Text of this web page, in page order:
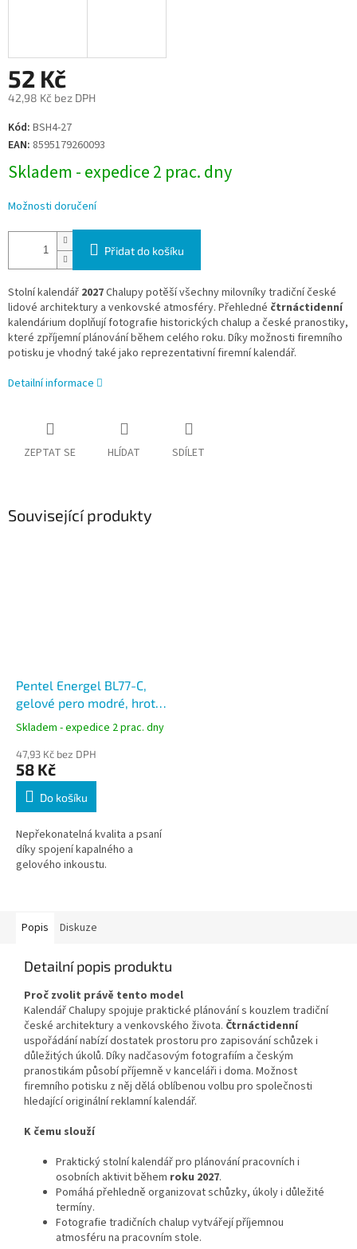
52 Kč
42,98 Kč bez DPH
Měrná
cena:
Kód: BSH4-27
EAN: 8595179260093
Skladem - expedice 2 prac. dny
Možnosti doručení
Přidat do košíku
Stolní kalendář 2027Chalupy potěší všechny milovníky tradiční české
lidové architektury a venkovské atmosféry. Přehledné čtrnáctidenní
kalendárium doplňují fotografie historických chalup a české pranostiky,
které zpříjemní plánování během celého roku. Díky možnosti firemního
potisku je vhodný také jako reprezentativní firemní kalendář.
Detailní informace
ZEPTAT SE HLÍDAT SDÍLET
Související produkty
Pentel Energel BL77-C,
gelové pero modré, hrot
0,7 mm
Skladem - expedice 2 prac. dny
47,93 Kč bez DPH
58 Kč
Do košíku
Nepřekonatelná kvalita a psaní
díky spojení kapalného a
gelového inkoustu.
Popis Diskuze
Detailní popis produktu
Proč zvolit právě tento model
Kalendář Chalupy spojuje praktické plánování s kouzlem tradiční
české architektury a venkovského života. Čtrnáctidenní
uspořádání nabízí dostatek prostoru pro zapisování schůzek i
důležitých úkolů. Díky nadčasovým fotografiím a českým
pranostikám působí příjemně v kanceláři i doma. Možnost
firemního potisku z něj dělá oblíbenou volbu pro společnosti
hledající originální reklamní kalendář.
K čemu slouží
Praktický stolní kalendář pro plánování pracovních i
osobních aktivit během roku 2027.
Pomáhá přehledně organizovat schůzky, úkoly i důležité
termíny.
Fotografie tradičních chalup vytvářejí příjemnou
atmosféru na pracovním stole.